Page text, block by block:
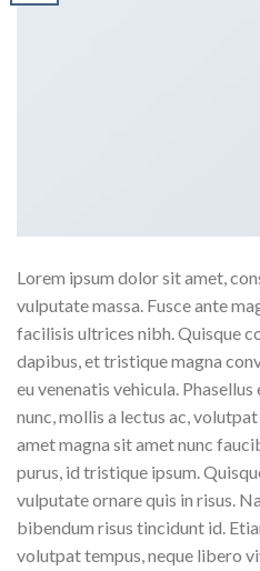
Lorem ipsum dolor sit amet,
vulputate massa. Fusce ante
facilisis ultrices nibh. Quisque
dapibus, et tristique magna
eu venenatis vehicula.
nunc, mollis a lectus ac,
amet magna sit amet nunc
purus, id tristique ipsum.
vulputate ornare quis in risus.
bibendum risus tincidunt id.
volutpat tempus, neque libero